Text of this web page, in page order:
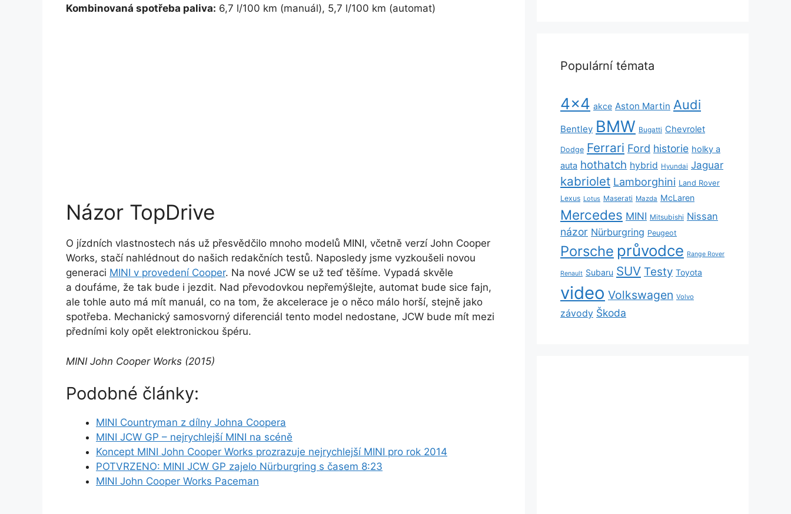
Kombinovaná spotřeba paliva: 6,7 l/100 km (manuál), 5,7 l/100 km (automat)
Názor TopDrive
O jízdních vlastnostech nás už přesvědčilo mnoho modelů MINI, včetně verzí John Cooper
Works, stačí nahlédnout do našich redakčních testů. Naposledy jsme vyzkoušeli novou
generaci MINI v provedení Cooper. Na nové JCW se už teď těšíme. Vypadá skvěle
a doufáme, že tak bude i jezdit. Nad převodovkou nepřemýšlejte, automat bude sice fajn,
ale tohle auto má mít manuál, co na tom, že akcelerace je o něco málo horší, stejně jako
spotřeba. Mechanický samosvorný diferenciál tento model nedostane, JCW bude mít mezi
předními koly opět elektronickou špéru.
MINI John Cooper Works (2015)
Podobné články:
MINI Countryman z dílny Johna Coopera
MINI JCW GP – nejrychlejší MINI na scéně
Koncept MINI John Cooper Works prozrazuje nejrychlejší MINI pro rok 2014
POTVRZENO: MINI JCW GP zajelo Nürburgring s časem 8:23
MINI John Cooper Works Paceman
Populární témata
4x4 akce Aston Martin Audi
Bentley BMW Bugatti Chevrolet
Dodge Ferrari Ford historie holky a
auta hothatch hybrid Hyundai Jaguar
kabriolet Lamborghini Land Rover
Lexus Lotus Maserati Mazda McLaren
Mercedes MINI Mitsubishi Nissan
názor Nürburgring Peugeot
Porsche průvodce Range Rover
Renault Subaru SUV Testy Toyota
video Volkswagen Volvo
závody Škoda